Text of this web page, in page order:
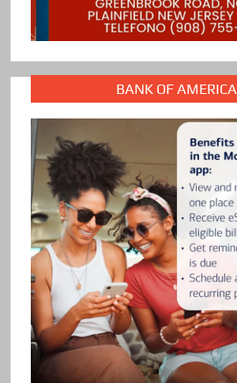
BANK OF AMERICA